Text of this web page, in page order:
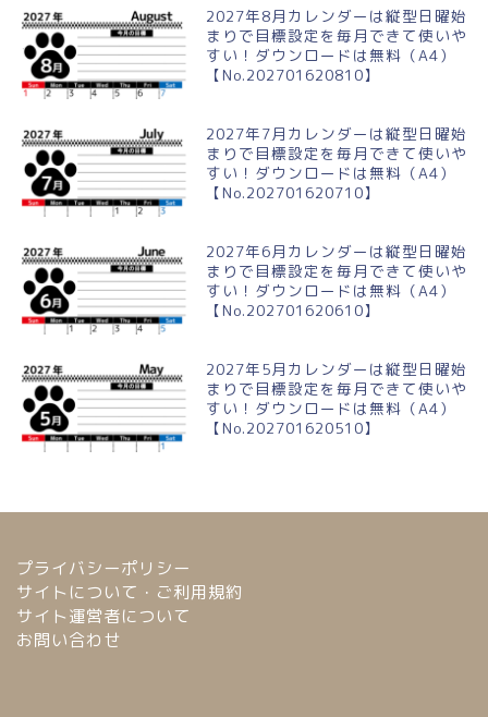
2027年8月カレンダーは縦型日曜始
まりで目標設定を毎月できて使いや
すい！ダウンロードは無料（A4）
【No.202701620810】
2027年7月カレンダーは縦型日曜始
まりで目標設定を毎月できて使いや
すい！ダウンロードは無料（A4）
【No.202701620710】
2027年6月カレンダーは縦型日曜始
まりで目標設定を毎月できて使いや
すい！ダウンロードは無料（A4）
【No.202701620610】
2027年5月カレンダーは縦型日曜始
まりで目標設定を毎月できて使いや
すい！ダウンロードは無料（A4）
【No.202701620510】
プライバシーポリシー
サイトについて・ご利用規約
サイト運営者について
お問い合わせ